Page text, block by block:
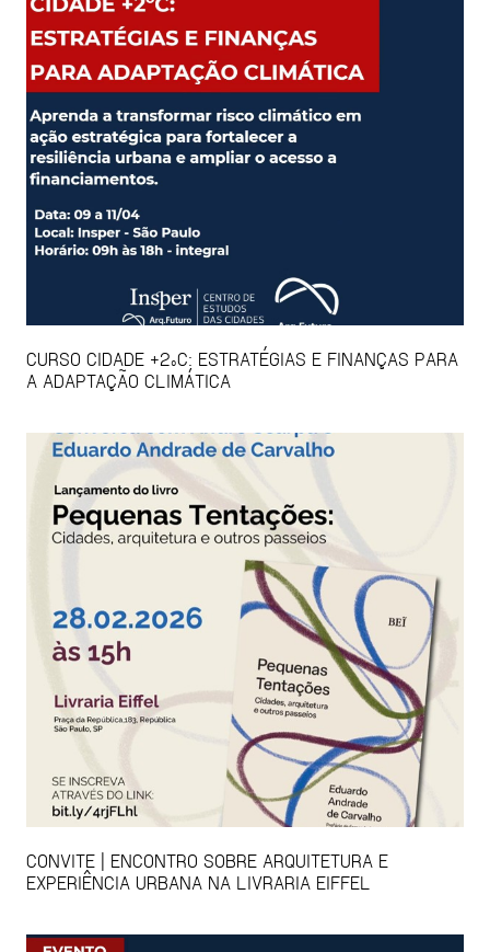
CURSO CIDADE +2ºC: ESTRATÉGIAS E FINANÇAS PARA
A ADAPTAÇÃO CLIMÁTICA
CONVITE | ENCONTRO SOBRE ARQUITETURA E
EXPERIÊNCIA URBANA NA LIVRARIA EIFFEL